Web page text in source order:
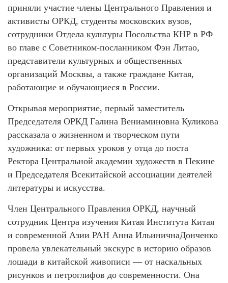
приняли участие члены Центрального Правления и
активисты ОРКД, студенты московских вузов,
сотрудники Отдела культуры Посольства КНР в РФ
во главе с Советником‑посланником Фэн Литао,
представители культурных и общественных
организаций Москвы, а также граждане Китая,
работающие и обучающиеся в России.
Открывая мероприятие, первый заместитель
Председателя ОРКД Галина Вениаминовна Куликова
рассказала о жизненном и творческом пути
художника: от первых уроков у отца до поста
Ректора Центральной академии художеств в Пекине
и Председателя Всекитайской ассоциации деятелей
литературы и искусства.
Член Центрального Правления ОРКД, научный
сотрудник Центра изучения Китая Института Китая
и современной Азии РАН Анна ИльиничнаДонченко
провела увлекательный экскурс в историю образов
лошади в китайской живописи — от наскальных
рисунков и петроглифов до современности. Она